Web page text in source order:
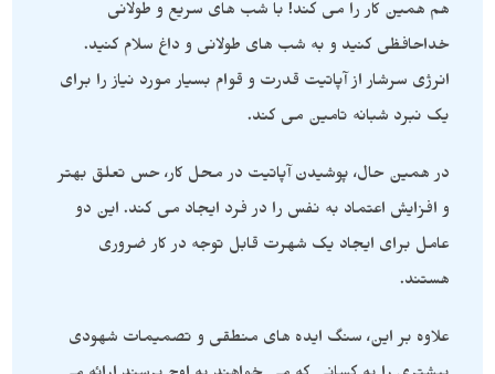
هم همین کار را می کند! با شب های سریع و طولانی
خداحافظی کنید و به شب های طولانی و داغ سلام کنید.
انرژی سرشار از آپاتیت قدرت و قوام بسیار مورد نیاز را برای
یک نبرد شبانه تامین می کند.
در همین حال، پوشیدن آپاتیت در محل کار، حس تعلق بهتر
و افزایش اعتماد به نفس را در فرد ایجاد می کند. این دو
عامل برای ایجاد یک شهرت قابل توجه در کار ضروری
هستند.
علاوه بر این، سنگ ایده های منطقی و تصمیمات شهودی